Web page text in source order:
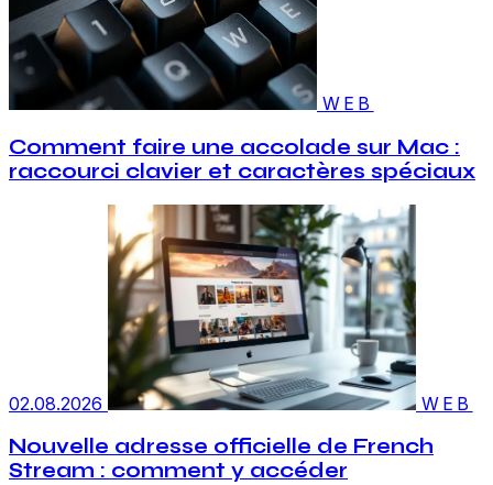
WEB
Comment faire une accolade sur Mac :
raccourci clavier et caractères spéciaux
02.08.2026 WEB
Nouvelle adresse officielle de French
Stream : comment y accéder